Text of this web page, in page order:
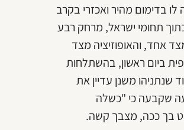
בדימום מהיר ואכזרי בקרב
תחומי ישראל, מרחק רבע
אחד, והאופוזיציה מצד
ביום ראשון, בהשתלחות
משנן עדיין את
שקבעה כי "כשלה
בך ככה, מצבך קשה.